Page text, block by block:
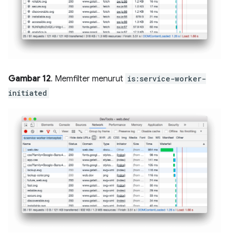
Gambar 12. Memfilter menurut is:service-worker-
initiated